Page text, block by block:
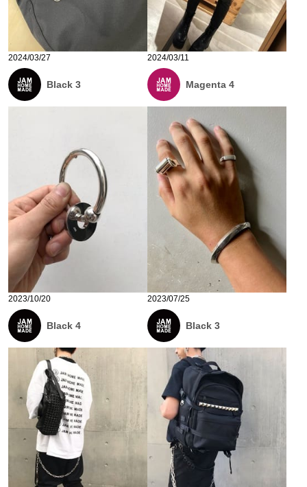
2024/03/27
Black 3
2024/03/11
Magenta 4
2023/10/20
Black 4
2023/07/25
Black 3